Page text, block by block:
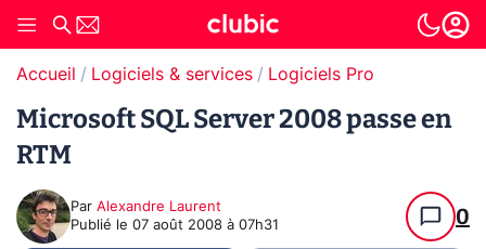
Accueil Logiciels & services Logiciels Pro
Microsoft SQL Server 2008 passe en
RTM
Par Alexandre Laurent
Publié le 07 août 2008 à 07h31 0